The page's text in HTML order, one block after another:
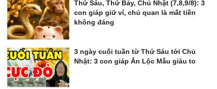
Thứ Sáu, Thứ Bảy, Chủ Nhật (7,8,9/8): 3
con giáp giữ ví, chủ quan là mất tiền
không đáng
3 ngày cuối tuần từ Thứ Sáu tới Chủ
Nhật: 3 con giáp Ăn Lộc Mẫu giàu to